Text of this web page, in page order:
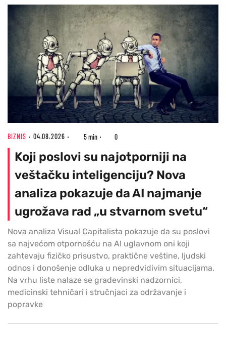
BIZNIS 04.08.2026 5 min 0
Koji poslovi su najotporniji na
veštačku inteligenciju? Nova
analiza pokazuje da AI najmanje
ugrožava rad „u stvarnom svetu“
Nova analiza Visual Capitalista pokazuje da su poslovi
sa najvećom otpornošću na AI uglavnom oni koji
zahtevaju fizičko prisustvo, praktične veštine, ljudski
odnos i donošenje odluka u nepredvidivim situacijama.
Na vrhu liste nalaze se građevinski nadzornici,
medicinski tehničari i stručnjaci za održavanje i
popravke